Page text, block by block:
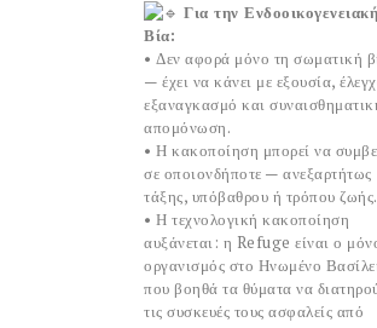
Για την Ενδοοικογενειακή
Βία:
• Δεν αφορά μόνο τη σωματική
— έχει να κάνει με εξουσία,
εξαναγκασμό και
απομόνωση.
• Η κακοποίηση μπορεί να
σε οποιονδήποτε — ανεξαρτήτως
τάξης, υπόβαθρου ή τρόπου ζωής.
• Η τεχνολογική κακοποίηση
αυξάνεται: η Refuge είναι ο
οργανισμός στο Ηνωμένο
που βοηθά τα θύματα να
τις συσκευές τους ασφαλείς από